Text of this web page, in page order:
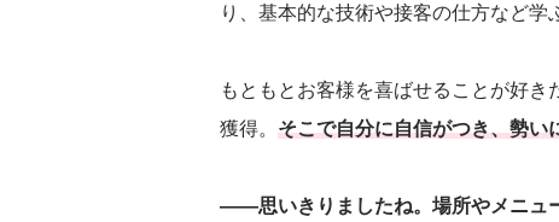
り、基本的な技術や接客の仕方など学
もともとお客様を喜ばせることが好
獲得。 そこで自分に自信がつき、勢い
――思いきりましたね。場所やメニュ